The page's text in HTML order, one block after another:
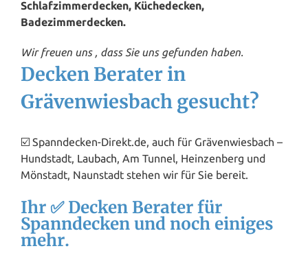
Schlafzimmerdecken, Küchedecken,
Badezimmerdecken.
Wir freuen uns , dass Sie uns gefunden haben.
Decken Berater in
Grävenwiesbach gesucht?
☑️ Spanndecken-Direkt.de, auch für Grävenwiesbach –
Hundstadt, Laubach , Am Tunnel, Heinzenberg und
Mönstadt, Naunstadt stehen wir für Sie bereit.
Ihr ✅ Decken Berater für
Spanndecken und noch einiges
mehr.